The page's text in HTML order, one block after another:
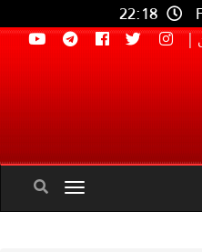
22:18
Toggle
navigation